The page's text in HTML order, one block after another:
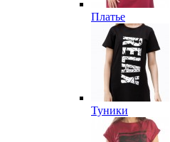
Платье
Туники